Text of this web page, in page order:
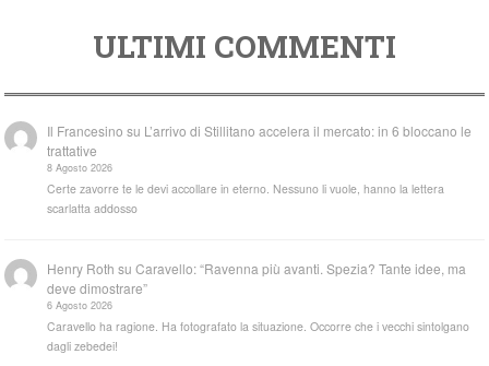
ULTIMI COMMENTI
Il Francesino su L’arrivo di Stillitano accelera il mercato: in 6 bloccano le
trattative
8 Agosto 2026
Certe zavorre te le devi accollare in eterno. Nessuno li vuole, hanno la lettera
scarlatta addosso
Henry Roth suCaravello: “Ravenna più avanti. Spezia? Tante idee, ma
deve dimostrare”
6 Agosto 2026
Caravello ha ragione. Ha fotografato la situazione. Occorre che i vecchi sintolgano
dagli zebedei!